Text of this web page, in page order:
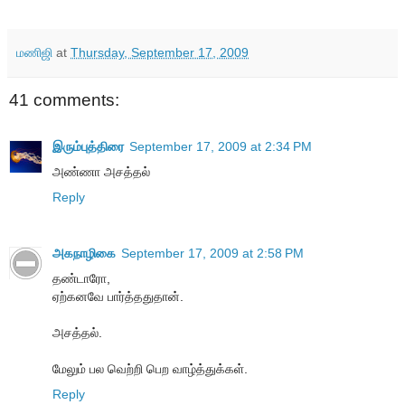
மணிஜி at Thursday, September 17, 2009
41 comments:
இரும்புத்திரை September 17, 2009 at 2:34 PM
அண்ணா அசத்தல்
Reply
அகநாழிகை September 17, 2009 at 2:58 PM
தண்டாரோ,
ஏற்கனவே பார்த்ததுதான்.
அசத்தல்.
மேலும் பல வெற்றி பெற வாழ்த்துக்கள்.
Reply